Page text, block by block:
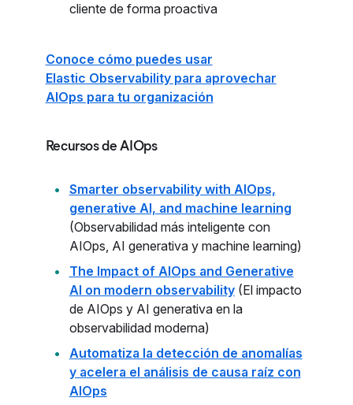
cliente de forma proactiva
Conoce cómo puedes usar
Elastic Observability para aprovechar
AIOps para tu organización
Recursos de AIOps
Smarter observability with AIOps,
generative AI, and machine learning
(Observabilidad más inteligente con
AIOps, AI generativa y machine learning)
The Impact of AIOps and Generative
AI on modern observability(El impacto
de AIOps y AI generativa en la
observabilidad moderna)
Automatiza la detección de anomalías
y acelera el análisis de causa raíz con
AIOps